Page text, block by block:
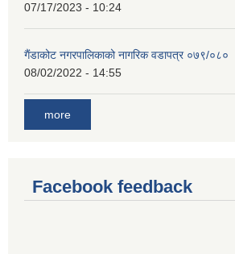
07/17/2023 - 10:24
गैंडाकोट नगरपालिकाको नागरिक वडापत्र ०७९/०८०
08/02/2022 - 14:55
more
Facebook feedback